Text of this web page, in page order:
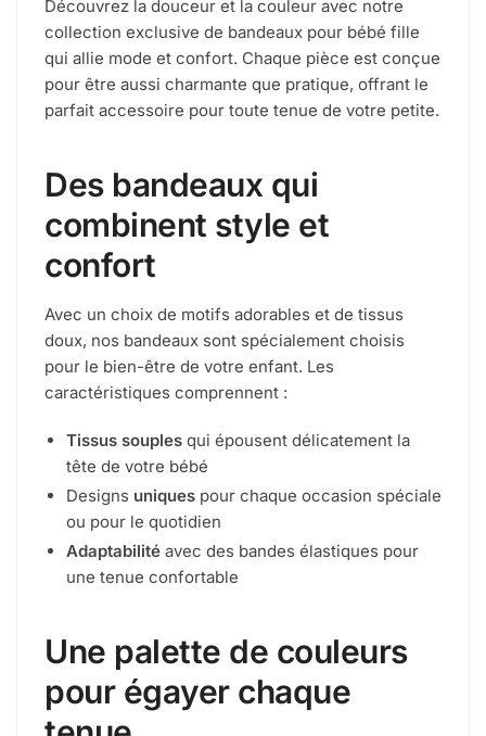
Découvrez la douceur et la couleur avec notre
collection exclusive de bandeaux pour bébé fille
qui allie mode et confort. Chaque pièce est conçue
pour être aussi charmante que pratique, offrant le
parfait accessoire pour toute tenue de votre petite.
Des bandeaux qui
combinent style et
confort
Avec un choix de motifs adorables et de tissus
doux, nos bandeaux sont spécialement choisis
pour le bien-être de votre enfant. Les
caractéristiques comprennent :
Tissus souples qui épousent délicatement la
tête de votre bébé
Designs uniques pour chaque occasion spéciale
ou pour le quotidien
Adaptabilité avec des bandes élastiques pour
une tenue confortable
Une palette de couleurs
pour égayer chaque